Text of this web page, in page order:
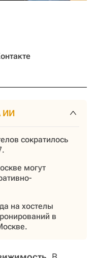
ИИ
сократилось
могут
на хостелы
в